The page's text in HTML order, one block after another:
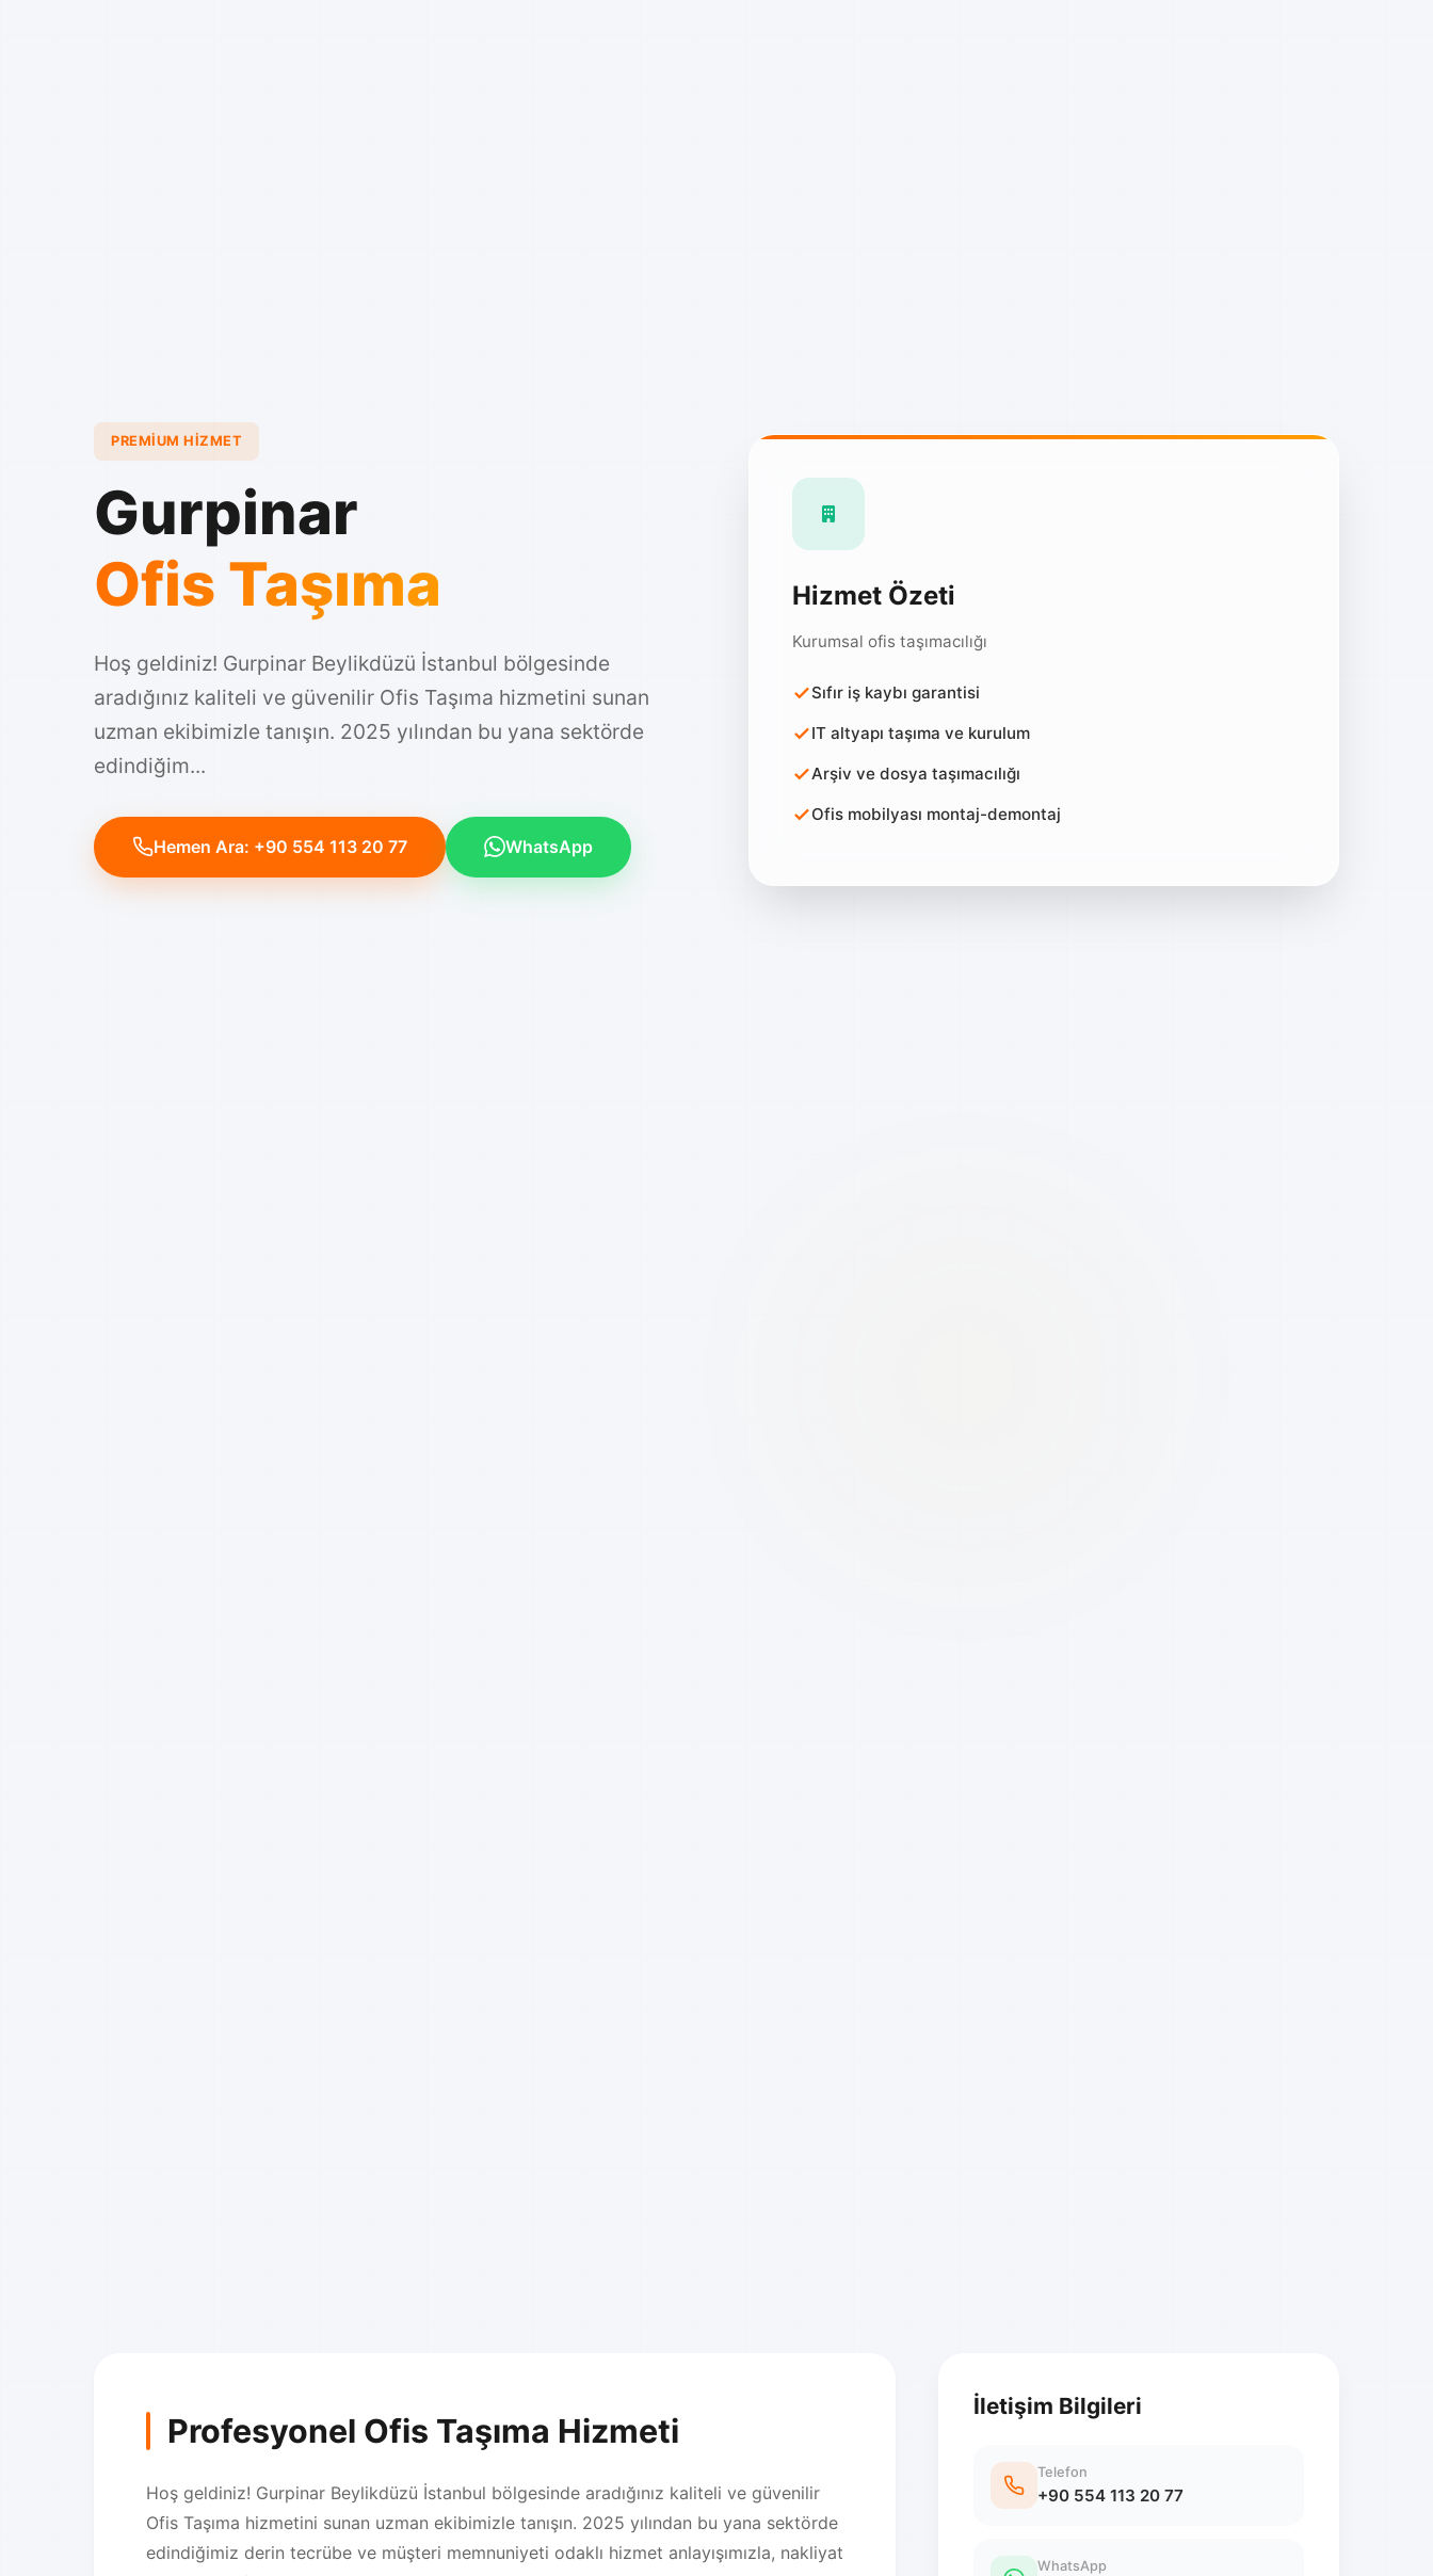
PREMIUM HIZMET
Gurpinar
Ofis Taşıma
Hoş geldiniz! Gurpinar Beylikdüzü İstanbul bölgesinde
aradığınız kaliteli ve güvenilir Ofis Taşıma hizmetini sunan
uzman ekibimizle tanışın. 2025 yılından bu yana sektörde
edindiğim...
Hemen Ara: +90 554 113 20 77 WhatsApp
Hizmet Özeti
Kurumsal ofis taşımacılığı
Sıfır iş kaybı garantisi
IT altyapı taşıma ve kurulum
Arşiv ve dosya taşımacılığı
Ofis mobilyası montaj-demontaj
Profesyonel Ofis Taşıma Hizmeti
Hoş geldiniz! Gurpinar Beylikdüzü İstanbul bölgesinde aradığınız kaliteli ve güvenilir
Ofis Taşıma hizmetini sunan uzman ekibimizle tanışın. 2025 yılından bu yana sektörde
edindiğimiz derin tecrübe ve müşteri memnuniyeti odaklı hizmet anlayışımızla, nakliyat
İletişim Bilgileri
Telefon
+90 554 113 20 77
WhatsApp